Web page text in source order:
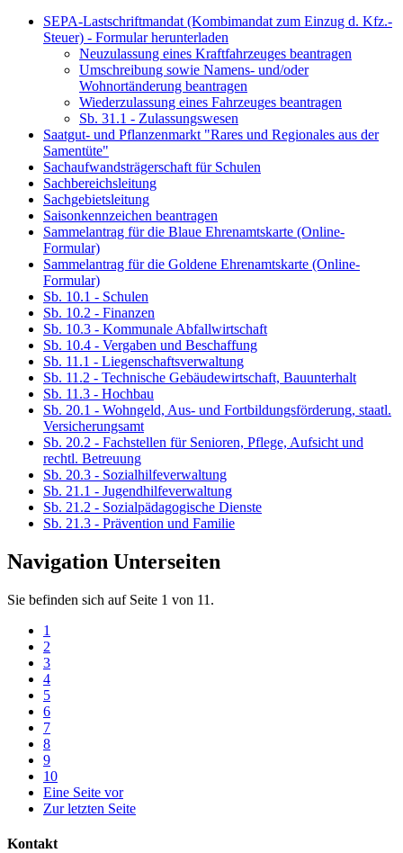
SEPA-Lastschriftmandat (Kombimandat zum Einzug d. Kfz.-
Steuer) - Formular herunterladen
Neuzulassung eines Kraftfahrzeuges beantragen
Umschreibung sowie Namens- und/oder
Wohnortänderung beantragen
Wiederzulassung eines Fahrzeuges beantragen
Sb. 31.1 - Zulassungswesen
Saatgut- und Pflanzenmarkt "Rares und Regionales aus der
Samentüte"
Sachaufwandsträgerschaft für Schulen
Sachbereichsleitung
Sachgebietsleitung
Saisonkennzeichen beantragen
Sammelantrag für die Blaue Ehrenamtskarte (Online-
Formular)
Sammelantrag für die Goldene Ehrenamtskarte (Online-
Formular)
Sb. 10.1 - Schulen
Sb. 10.2 - Finanzen
Sb. 10.3 - Kommunale Abfallwirtschaft
Sb. 10.4 - Vergaben und Beschaffung
Sb. 11.1 - Liegenschaftsverwaltung
Sb. 11.2 - Technische Gebäudewirtschaft, Bauunterhalt
Sb. 11.3 - Hochbau
Sb. 20.1 - Wohngeld, Aus- und Fortbildungsförderung, staatl.
Versicherungsamt
Sb. 20.2 - Fachstellen für Senioren, Pflege, Aufsicht und
rechtl. Betreuung
Sb. 20.3 - Sozialhilfeverwaltung
Sb. 21.1 - Jugendhilfeverwaltung
Sb. 21.2 - Sozialpädagogische Dienste
Sb. 21.3 - Prävention und Familie
Navigation Unterseiten
Sie befinden sich auf Seite 1 von 11.
1
2
3
4
5
6
7
8
9
10
Eine Seite vor
Zur letzten Seite
Kontakt